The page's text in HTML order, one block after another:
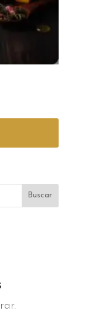
Buscar